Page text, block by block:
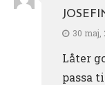
30 maj,
Låter
passa